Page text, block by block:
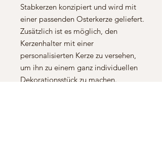
Stabkerzen konzipiert und wird mit
einer passenden Osterkerze geliefert.
Zusätzlich ist es möglich, den
Kerzenhalter mit einer
personalisierten Kerze zu versehen,
um ihn zu einem ganz individuellen
Dekorationsstück zu machen.